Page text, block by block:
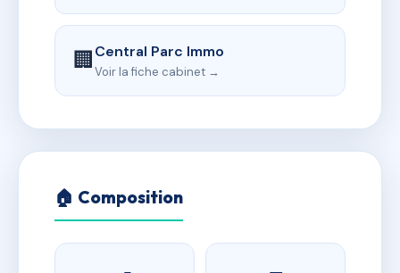
🏢Central Parc Immo
Voir la fiche cabinet →
🏠 Composition